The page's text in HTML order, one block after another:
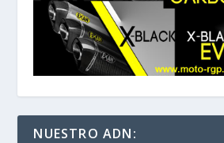
NUESTRO ADN: